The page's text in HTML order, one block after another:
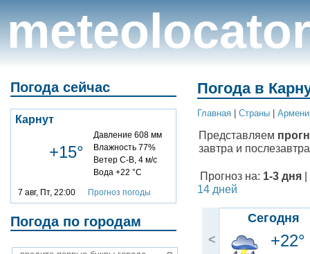
meteolocator
Погода сейчас
Карнут
+15°
Давление 608 мм
Влажность 77%
Ветер С-В, 4 м/с
Вода +22 °C
7 авг, Пт, 22:00 Прогноз погоды
Погода по городам
Погода в
Главная Cтраны
Представляем
завтра и
Прогноз на: 1-3 дня
14 дней
<
Сегодня
+22°